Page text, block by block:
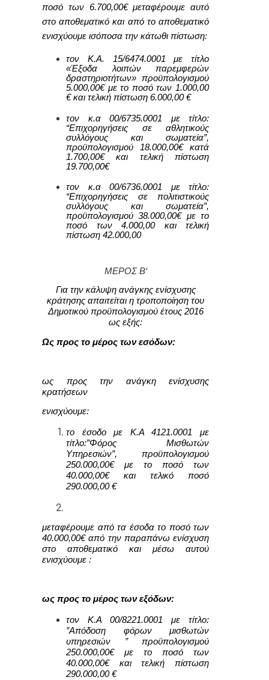
ποσό των 6.700,00€ μεταφέρουμε αυτό
στο αποθεματικό και από το αποθεματικό
ενισχύουμε ισόποσα την κάτωθι πίστωση:
τον Κ.Α. 15/6474.0001 με τίτλο
«Έξοδα λοιπών παρεμφερών
δραστηριοτήτων» προϋπολογισμού
5.000,00€ με το ποσό των 1.000,00
€ και τελική πίστωση 6.000,00€
τον κ.α 00/6735.0001 με τίτλο:
“Επιχορηγήσεις σε αθλητικούς
συλλόγους και σωματεία”,
προϋπολογισμού 18.000,00€ κατά
1.700,00€ και τελική πίστωση
19.700,00€
τον κ.α 00/6736.0001 με τίτλο:
“Επιχορηγήσεις σε πολιτιστικούς
συλλόγους και σωματεία”,
προϋπολογισμού 38.000,00€ με το
ποσό των 4.000,00και τελική
πίστωση 42.000,00
ΜΕΡΟΣB‘
Για την κάλυψη ανάγκης ενίσχυσης
κράτησης απαιτείται η τροποποίηση του
Δημοτικού προϋπολογισμού έτους 2016
ως εξής:
Ως προς το μέρος των εσόδων:
ως προς την ανάγκη ενίσχυσης
κρατήσεων
ενισχύουμε:
το έσοδο με Κ.Α 4121.0001 με
τίτλο:”Φόρος Μισθωτών
Υπηρεσιών”, προϋπολογισμού
250.000,00€ με το ποσό των
40.000,00€ και τελικό ποσό
290.000,00 €
μεταφέρουμε από τα έσοδα το ποσό των
40.000,00€ από την παραπάνω ενίσχυση
στο αποθεματικό και μέσω αυτού
ενισχύουμε :
ως προς το μέρος των εξόδων:
τον Κ.Α 00/8221.0001 με τίτλο:
”Απόδοση φόρων μισθωτών
υπηρεσιών ” προϋπολογισμού
250.000,00€ με το ποσό των
40.000,00€ και τελική πίστωση
290.000,00 €